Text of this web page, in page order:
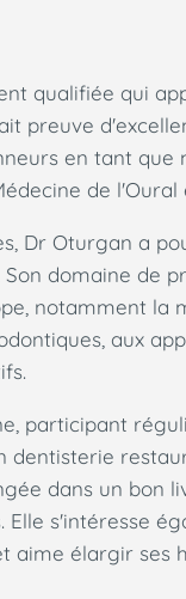
qualifiée qui
preuve
en tant
de l'Oural
Dr Oturgan a
Son domaine de
notamment la
aux
participant
dans un bon
s'intéresse
aime élargir ses